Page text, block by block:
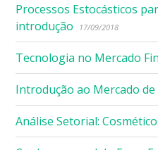
Processos Estocásticos
introdução
17/09/2018
Tecnologia no Mercado
Introdução ao Mercado de
Análise Setorial: